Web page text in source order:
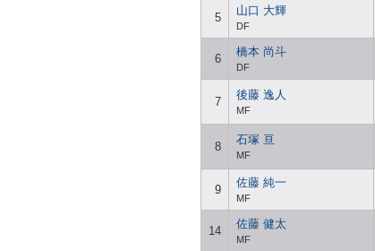
5
山口 大輝
DF
6
橋本 尚斗
DF
7
後藤 逸人
MF
8
石塚 亘
MF
9
佐藤 純一
MF
14
佐藤 健太
MF